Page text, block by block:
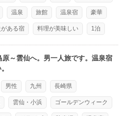
温泉 旅館 温泉宿 豪華
がある宿 料理が美味しい 1泊
～雲仙へ。男一人旅です。温泉宿
男性 九州 長崎県
雲仙・小浜 ゴールデンウィーク